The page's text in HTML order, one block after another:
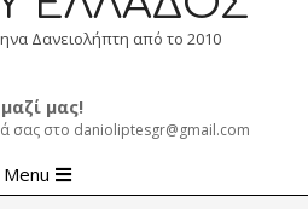
Δανειολήπτη από το 2010
μας!
σας στο danioliptesgr@gmail.com
Menu